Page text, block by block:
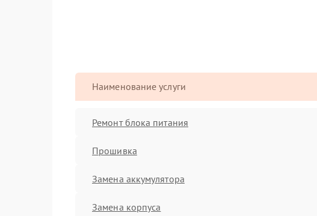
Наименование услуги
Ремонт блока питания
Прошивка
Замена аккумулятора
Замена корпуса